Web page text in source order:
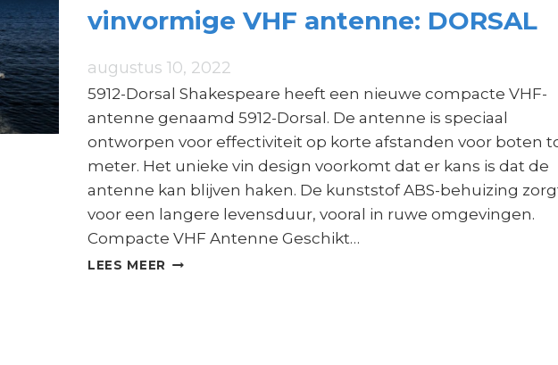
vinvormige VHF antenne: DORSAL
augustus 10, 2022
5912-Dorsal Shakespeare heeft een nieuwe compacte VHF-
antenne genaamd 5912-Dorsal. De antenne is speciaal
ontworpen voor effectiviteit op korte afstanden voor boten
meter. Het unieke vin design voorkomt dat er kans is dat de
antenne kan blijven haken. De kunststof ABS-behuizing
voor een langere levensduur, vooral in ruwe omgevingen.
Compacte VHF Antenne Geschikt…
LEES MEER SHAKESPEARE